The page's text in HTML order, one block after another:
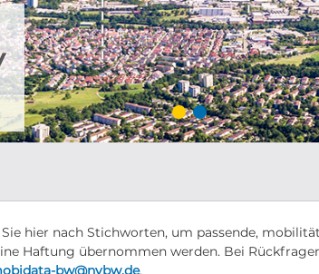
hier nach Stichworten, um passende,
Haftung übernommen werden. Bei
bw@nvbw.de.